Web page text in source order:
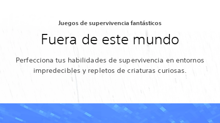
Juegos de supervivencia fantásticos
Fuera de este mundo
Perfecciona tus habilidades de supervivencia en entornos
impredecibles y repletos de criaturas curiosas.